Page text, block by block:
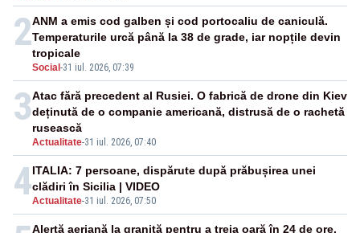
2
Social -31 iul. 2026, 07:39
ANM a emis cod galben și cod portocaliu de caniculă.
Temperaturile urcă până la 38 de grade, iar nopțile devin
tropicale
3
Actualitate-31 iul. 2026, 07:40
Atac fără precedent al Rusiei. O fabrică de drone din Kiev
deținută de o companie americană, distrusă de o rachetă
rusească
4Actualitate-31 iul. 2026, 07:50
ITALIA: 7 persoane, dispărute după prăbușirea unei
clădiri în Sicilia | VIDEO
Alertă aeriană la graniță pentru a treia oară în 24 de ore.